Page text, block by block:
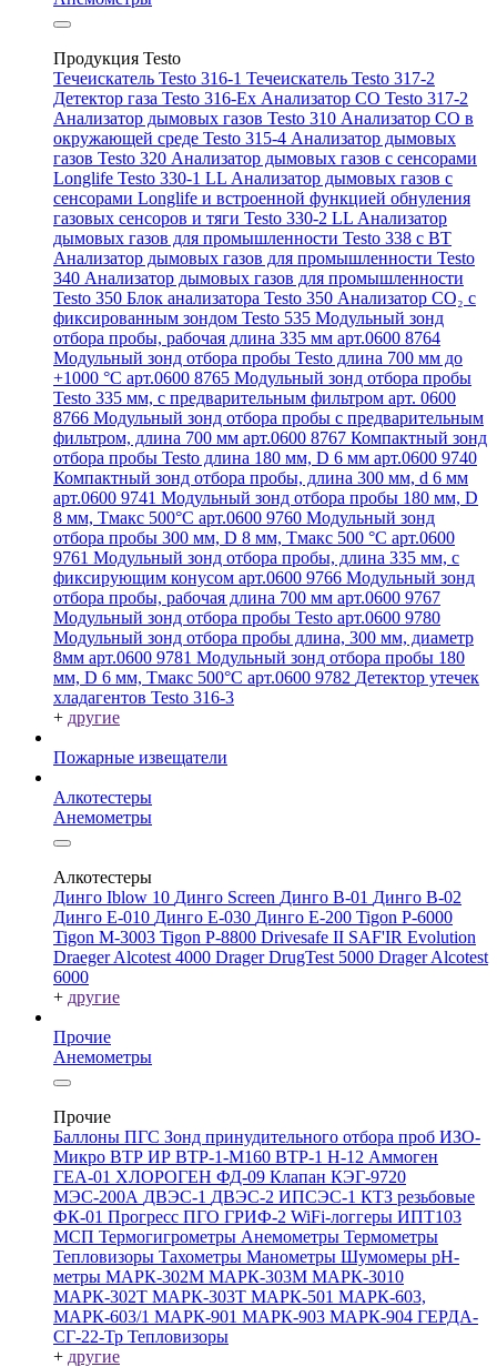
Продукция Testo
Течеискатель Testo 316-1 Течеискатель Testo 317-2
Детектор газа Testo 316-Ex Анализатор CO Testo 317-2
Анализатор дымовых газов Testo 310 Анализатор CO в
окружающей среде Testo 315-4 Анализатор дымовых
газов Testo 320 Анализатор дымовых газов с сенсорами
Longlife Testo 330-1 LL Анализатор дымовых газов с
сенсорами Longlife и встроенной функцией обнуления
газовых сенсоров и тяги Testo 330-2 LL Анализатор
дымовых газов для промышленности Testo 338 с BT
Анализатор дымовых газов для промышленности Testo
340 Анализатор дымовых газов для промышленности
Testo 350 Блок анализатора Testo 350 Анализатор СО₂ с
фиксированным зондом Testo 535 Модульный зонд
отбора пробы, рабочая длина 335 мм арт.0600 8764
Модульный зонд отбора пробы Testo длина 700 мм до
+1000 °С арт.0600 8765 Модульный зонд отбора пробы
Testo 335 мм, с предварительным фильтром арт. 0600
8766 Модульный зонд отбора пробы с предварительным
фильтром, длина 700 мм арт.0600 8767 Компактный зонд
отбора пробы Testo длина 180 мм, D 6 мм арт.0600 9740
Компактный зонд отбора пробы, длина 300 мм, d 6 мм
арт.0600 9741 Модульный зонд отбора пробы 180 мм, D
8 мм, Tмакс 500°С арт.0600 9760 Модульный зонд
отбора пробы 300 мм, D 8 мм, Tмакс 500 °C арт.0600
9761 Модульный зонд отбора пробы, длина 335 мм, с
фиксирующим конусом арт.0600 9766 Модульный зонд
отбора пробы, рабочая длина 700 мм арт.0600 9767
Модульный зонд отбора пробы Testo арт.0600 9780
Модульный зонд отбора пробы длина, 300 мм, диаметр
8мм арт.0600 9781 Модульный зонд отбора пробы 180
мм, D 6 мм, Tмакс 500°С арт.0600 9782 Детектор утечек
хладагентов Testo 316-3
+ другие
Пожарные извещатели
Алкотестеры
Анемометры
Алкотестеры
Динго Iblow 10 Динго Screen Динго В-01 Динго В-02
Динго Е-010 Динго Е-030 Динго Е-200 Tigon P-6000
Tigon M-3003 Tigon P-8800 Drivesafe II SAF'IR Evolution
Draeger Alcotest 4000 Drager DrugTest 5000 Drager Alcotest
6000
+ другие
Прочие
Анемометры
Прочие
Баллоны ПГС Зонд принудительного отбора проб ИЗО-
Микро ВТР ИР ВТР-1-М160 ВТР-1 Н-12 Аммоген
ГЕА-01 ХЛОРОГЕН ФД-09 Клапан КЭГ-9720
МЭС-200А ДВЭС-1 ДВЭС-2 ИПСЭС-1 КТЗ резьбовые
ФК-01 Прогресс ПГО ГРИФ-2 WiFi-логгеры ИПТ103
МСП Термогигрометры Анемометры Термометры
Тепловизоры Тахометры Манометры Шумомеры pH-
метры МАРК-302М МАРК-303М МАРК-3010
МАРК-302Т МАРК-303Т МАРК-501 МАРК-603,
МАРК-603/1 МАРК-901 МАРК-903 МАРК-904 ГЕРДА-
СГ-22-Тр Тепловизоры
+ другие